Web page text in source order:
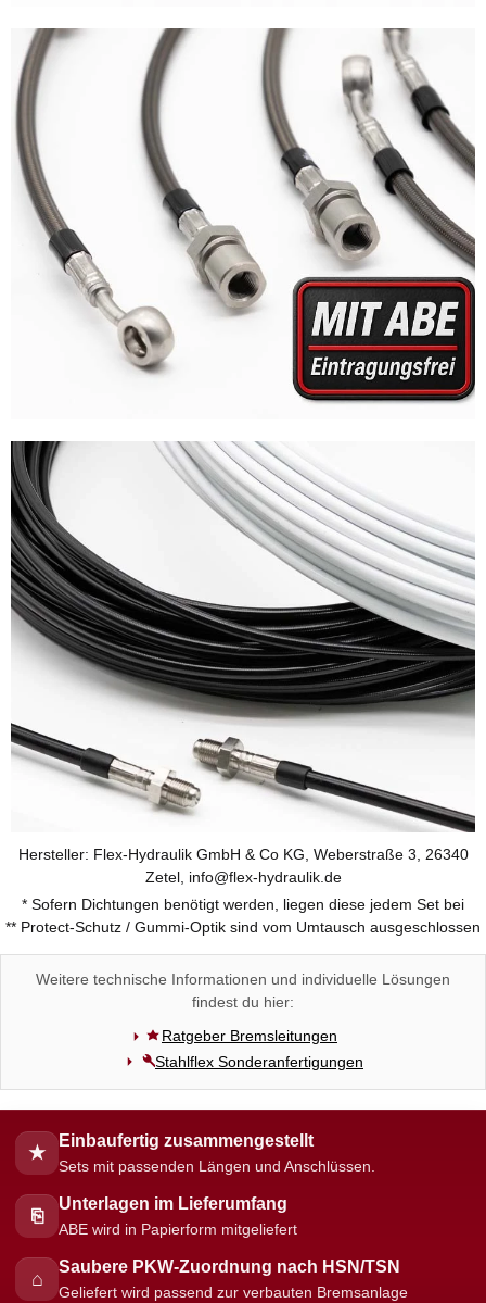
Hersteller: Flex-Hydraulik GmbH & Co KG, Weberstraße 3, 26340
Zetel, info@flex-hydraulik.de
* Sofern Dichtungen benötigt werden, liegen diese jedem Set bei
** Protect-Schutz / Gummi-Optik sind vom Umtausch ausgeschlossen
Weitere technische Informationen und individuelle Lösungen
findest du hier:
Ratgeber Bremsleitungen
Stahlflex Sonderanfertigungen
★
Einbaufertig zusammengestellt
Sets mit passenden Längen und Anschlüssen.
⎘
Unterlagen im Lieferumfang
ABE wird in Papierform mitgeliefert
⌂
Saubere PKW-Zuordnung nach HSN/TSN
Geliefert wird passend zur verbauten Bremsanlage